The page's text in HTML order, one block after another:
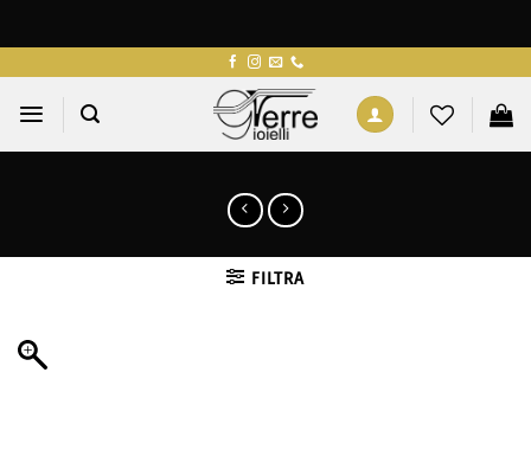
contenuti
FILTRA